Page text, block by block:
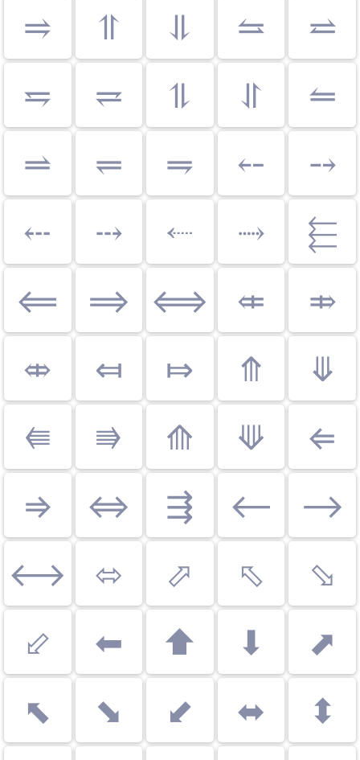
⥤
⥣ ⥥ ⥦
⥨
⥧
⥩ ⥮ ⥯
⥪
⥬
⥫ ⥭ ⤌
⤍
⤎
⤏ ⬸ ⤑
⬱
⟸
⟹ ⟺ ⤂
⤃
⤄
⤆ ⤇ ⤊
⤋
⭅
⭆ ⟰ ⟱
⇐
⇒
⇔ ⇶ ⟵
⟶
⟷
⬄ ⬀ ⬁
⬂
⬃
⬅ ⬆ ⬇
⬈
⬉
⬊ ⬋ ⬌
⬍